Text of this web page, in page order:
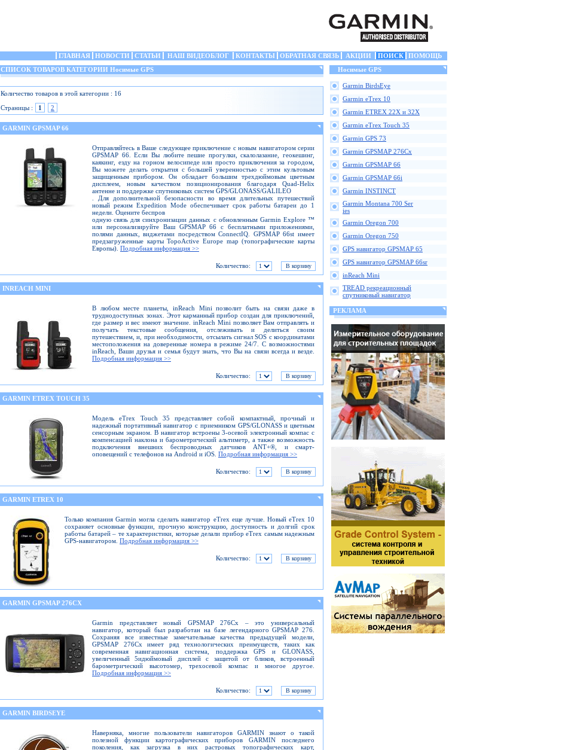
ГЛАВНАЯ НОВОСТИ СТАТЬИ НАШ ВИДЕОБЛОГ КОНТАКТЫ ОБРАТНАЯ СВЯЗЬ АКЦИИ ПОИСК
ПОМОЩЬ
СПИСОК ТОВАРОВ КАТЕГОРИИ Носимые GPS
Количество товаров в этой категории : 16
Страницы :
1 2
GARMIN GPSMAP 66
Отправляйтесь в Ваше следующее приключение с новым навигатором серии
GPSMAP 66. Если Вы любите пешие прогулки, скалолазание, геокешинг,
каякинг, езду на горном велосипеде или просто приключения за городом,
Вы можете делать открытия с большей уверенностью с этим культовым
защищенным прибором. Он обладает большим трехдюймовым цветным
дисплеем, новым качеством позиционирования благодаря Quad-Helix
антенне и поддержке спутниковых систем GPS/GLONASS/GALILEO
. Для дополнительной безопасности во время длительных путешествий
новый режим Expedition Mode обеспечивает срок работы батареи до 1
недели. Оцените беспров
одную связь для синхронизации данных с обновленным Garmin Explore ™
или персонализируйте Ваш GPSMAP 66 с бесплатными приложениями,
полями данных, виджетами посредством ConnectIQ. GPSMAP 66st имеет
предзагруженные карты TopoActive Europe map (топографические карты
Европы). Подробная информация >>
Количество:
INREACH MINI
В любом месте планеты, inReach Mini позволит быть на связи даже в
труднодоступных зонах. Этот карманный прибор создан для приключений,
где размер и вес имеют значение. inReach Mini позволяет Вам отправлять и
получать текстовые сообщения, отслеживать и делиться своим
путешествием, и, при необходимости, отсылать сигнал SOS с координатами
местоположения на доверенные номера в режиме 24/7. С возможностями
inReach, Ваши друзья и семья будут знать, что Вы на связи всегда и везде.
Подробная информация >>
Количество:
GARMIN ETREX TOUCH 35
Модель eTrex Touch 35 представляет собой компактный, прочный и
надежный портативный навигатор с приемником GPS/GLONASS и цветным
сенсорным экраном. В навигатор встроены 3-осевой электронный компас с
компенсацией наклона и барометрический альтиметр, а также возможность
подключения внешних беспроводных датчиков ANT+®, и смарт-
оповещений с телефонов на Android и iOS. Подробная информация >>
Количество:
GARMIN ETREX 10
Только компания Garmin могла сделать навигатор eTrex еще лучше. Новый eTrex 10
сохраняет основные функции, прочную конструкцию, доступность и долгий срок
работы батарей – те характеристики, которые делали прибор eTrex самым надежным
GPS-навигатором. Подробная информация >>
Количество:
GARMIN GPSMAP 276CX
Garmin представляет новый GPSMAP 276Cx – это универсальный
навигатор, который был разработан на базе легендарного GPSMAP 276.
Сохраняя все известные замечательные качества предыдущей модели,
GPSMAP 276Cx имеет ряд технологических преимуществ, таких как
современная навигационная система, поддержка GPS и GLONASS,
увеличенный 5идюймовый дисплей с защитой от бликов, встроенный
барометрический высотомер, трехосевой компас и многое другое.
Подробная информация >>
Количество:
GARMIN BIRDSEYE
Наверняка, многие пользователи навигаторов GARMIN знают о такой
полезной функции картографических приборов GARMIN последнего
поколения, как загрузка в них растровых топографических карт,
Носимые GPS
Garmin BirdsEye
Garmin eTrex 10
Garmin ETREX 22X и 32X
Garmin eTrex Touch 35
Garmin GPS 73
Garmin GPSMAP 276Cx
Garmin GPSMAP 66
Garmin GPSMAP 66i
Garmin INSTINCT
Garmin Montana 700 Ser
ies
Garmin Oregon 700
Garmin Oregon 750
GPS навигатор GPSMAP 65
GPS навигатор GPSMAP 66sr
inReach Mini
TREAD рекреационный
спутниковый навигатор
РЕКЛАМА